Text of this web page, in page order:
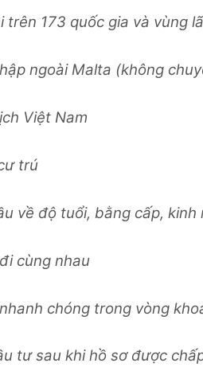
173 quốc gia và vùng
ngoài Malta (không
Việt Nam
trú
về độ tuổi, bằng cấp, kinh
cùng nhau
chóng trong vòng
tư sau khi hồ sơ được